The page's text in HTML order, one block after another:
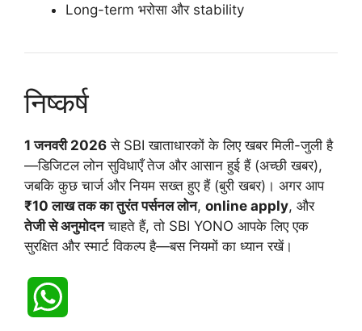
Long-term भरोसा और stability
निष्कर्ष
1 जनवरी 2026 से SBI खाताधारकों के लिए खबर मिली-जुली है
—डिजिटल लोन सुविधाएँ तेज और आसान हुई हैं (अच्छी खबर),
जबकि कुछ चार्ज और नियम सख्त हुए हैं (बुरी खबर)। अगर आप
₹10 लाख तक का तुरंत पर्सनल लोन, online apply, और
तेजी से अनुमोदनचाहते हैं, तो SBI YONO आपके लिए एक
सुरक्षित और स्मार्ट विकल्प है—बस नियमों का ध्यान रखें।